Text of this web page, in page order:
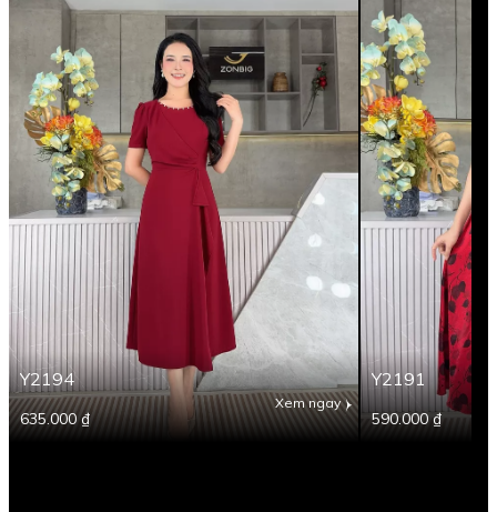
635.000 ₫
Xem ngay
Y2194
590.000 ₫
Y2191